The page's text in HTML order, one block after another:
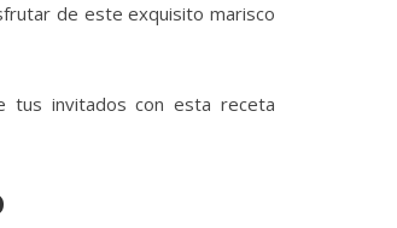
de este exquisito marisco
tus invitados con esta receta